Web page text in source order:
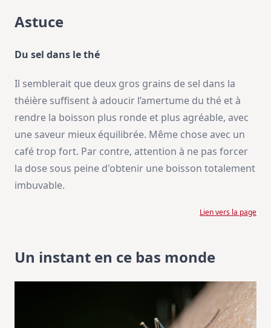
Astuce
Du sel dans le thé
Il semblerait que deux gros grains de sel dans la
théière suffisent à adoucir l’amertume du thé et à
rendre la boisson plus ronde et plus agréable, avec
une saveur mieux équilibrée. Même chose avec un
café trop fort. Par contre, attention à ne pas forcer
la dose sous peine d'obtenir une boisson totalement
imbuvable.
Lien vers la page
Un instant en ce bas monde